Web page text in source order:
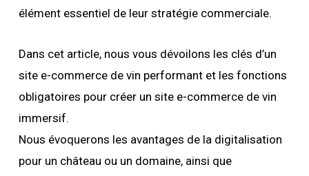
élément essentiel de leur stratégie commerciale.
Dans cet article, nous vous dévoilons les clés d’un
site e-commerce de vin performant et les fonctions
obligatoires pour créer un site e-commerce de vin
immersif.
Nous évoquerons les avantages de la digitalisation
pour un château ou un domaine, ainsi que